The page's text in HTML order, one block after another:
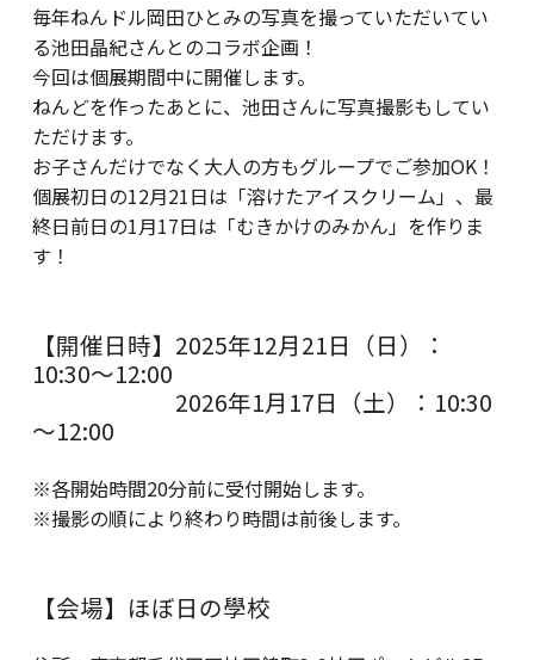
毎年ねんドル岡田ひとみの写真を撮っていただいてい
る池田晶紀さんとのコラボ企画！
今回は個展期間中に開催します。
ねんどを作ったあとに、池田さんに写真撮影もしてい
ただけます。
お子さんだけでなく大人の方もグループでご参加OK！
個展初日の12月21日は「溶けたアイスクリーム」、最
終日前日の1月17日は「むきかけのみかん」を作りま
す！
【開催日時】2025年12月21日（日）：
10:30～12:00
2026年1月17日（土）：10:30
～12:00
※各開始時間20分前に受付開始します。
※撮影の順により終わり時間は前後します。
【会場】ほぼ日の學校